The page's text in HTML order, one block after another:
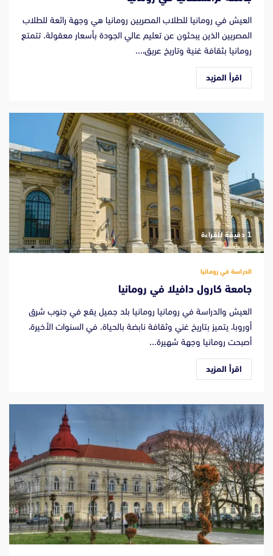
العيش في رومانيا للطلاب المصريين رومانيا هي وجهة رائعة للطلاب
المصريين الذين يبحثون عن تعليم عالي الجودة بأسعار معقولة. تتمتع
رومانيا بثقافة غنية وتاريخ عريق،...
اقرأ المزيد
‫1 دقيقة للقراءة
الدراسة في رومانيا
جامعة كارول دافيلا في رومانيا
العيش والدراسة في رومانيا رومانيا بلد جميل يقع في جنوب شرق
أوروبا، يتميز بتاريخ غني وثقافة نابضة بالحياة. في السنوات الأخيرة،
أصبحت رومانيا وجهة شهيرة...
اقرأ المزيد